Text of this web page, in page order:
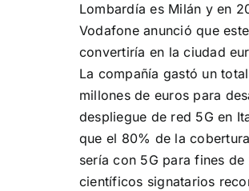
Lombardía es Milán y en
Vodafone anunció que
convertiría en la ciudad
La compañía gastó un
millones de euros para
despliegue de red 5G en
que el 80% de la
sería con 5G para fines de
científicos signatarios